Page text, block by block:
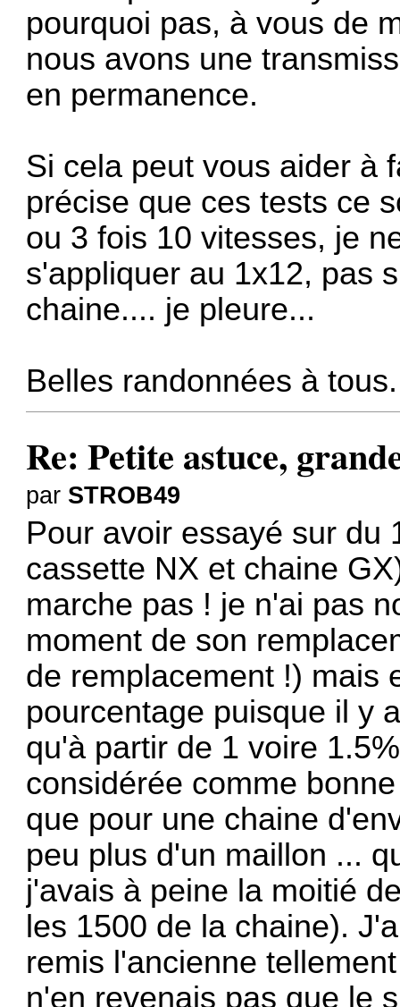
pourquoi pas, à vous de
nous avons une
en permanence.
Si cela peut vous aider à
précise que ces tests ce
ou 3 fois 10 vitesses, je
s'appliquer au 1x12, pas
chaine.... je pleure...
Belles randonnées à tous.
Re: Petite astuce,
par STROB49
Pour avoir essayé sur du
cassette NX et chaine
marche pas ! je n'ai pas
moment de son
de remplacement !) mais
pourcentage puisque il y
qu'à partir de 1 voire
considérée comme
que pour une chaine
peu plus d'un maillon ...
j'avais à peine la moitié
les 1500 de la chaine).
remis l'ancienne
n'en revenais pas que le